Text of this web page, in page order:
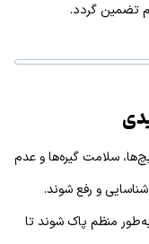
تضمین گردد.
سلامت گیره‌ها و عدم
و رفع شوند.
به‌طور منظم پاک شوند تا